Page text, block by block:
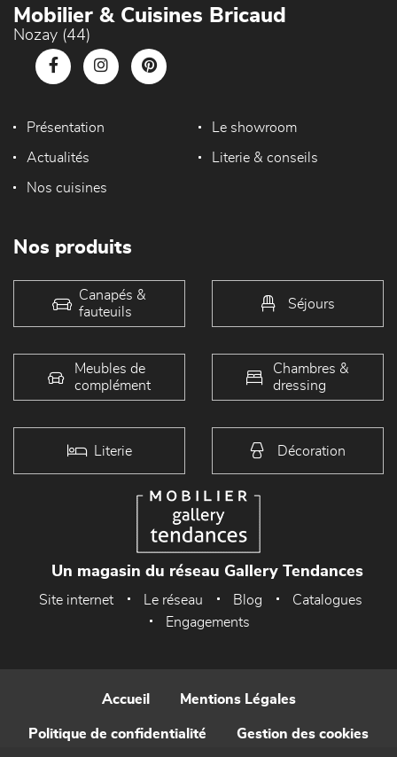
Mobilier & Cuisines Bricaud
Nozay (44)
Présentation Le showroom
Actualités Literie & conseils
Nos cuisines
Nos produits
Canapés &
fauteuils
Séjours
Meubles de
complément
Chambres &
dressing
Literie Décoration
Un magasin du réseau Gallery Tendances
Site internet Le réseau Blog
Catalogues
Engagements
Accueil Mentions Légales
Politique de confidentialité Gestion des cookies